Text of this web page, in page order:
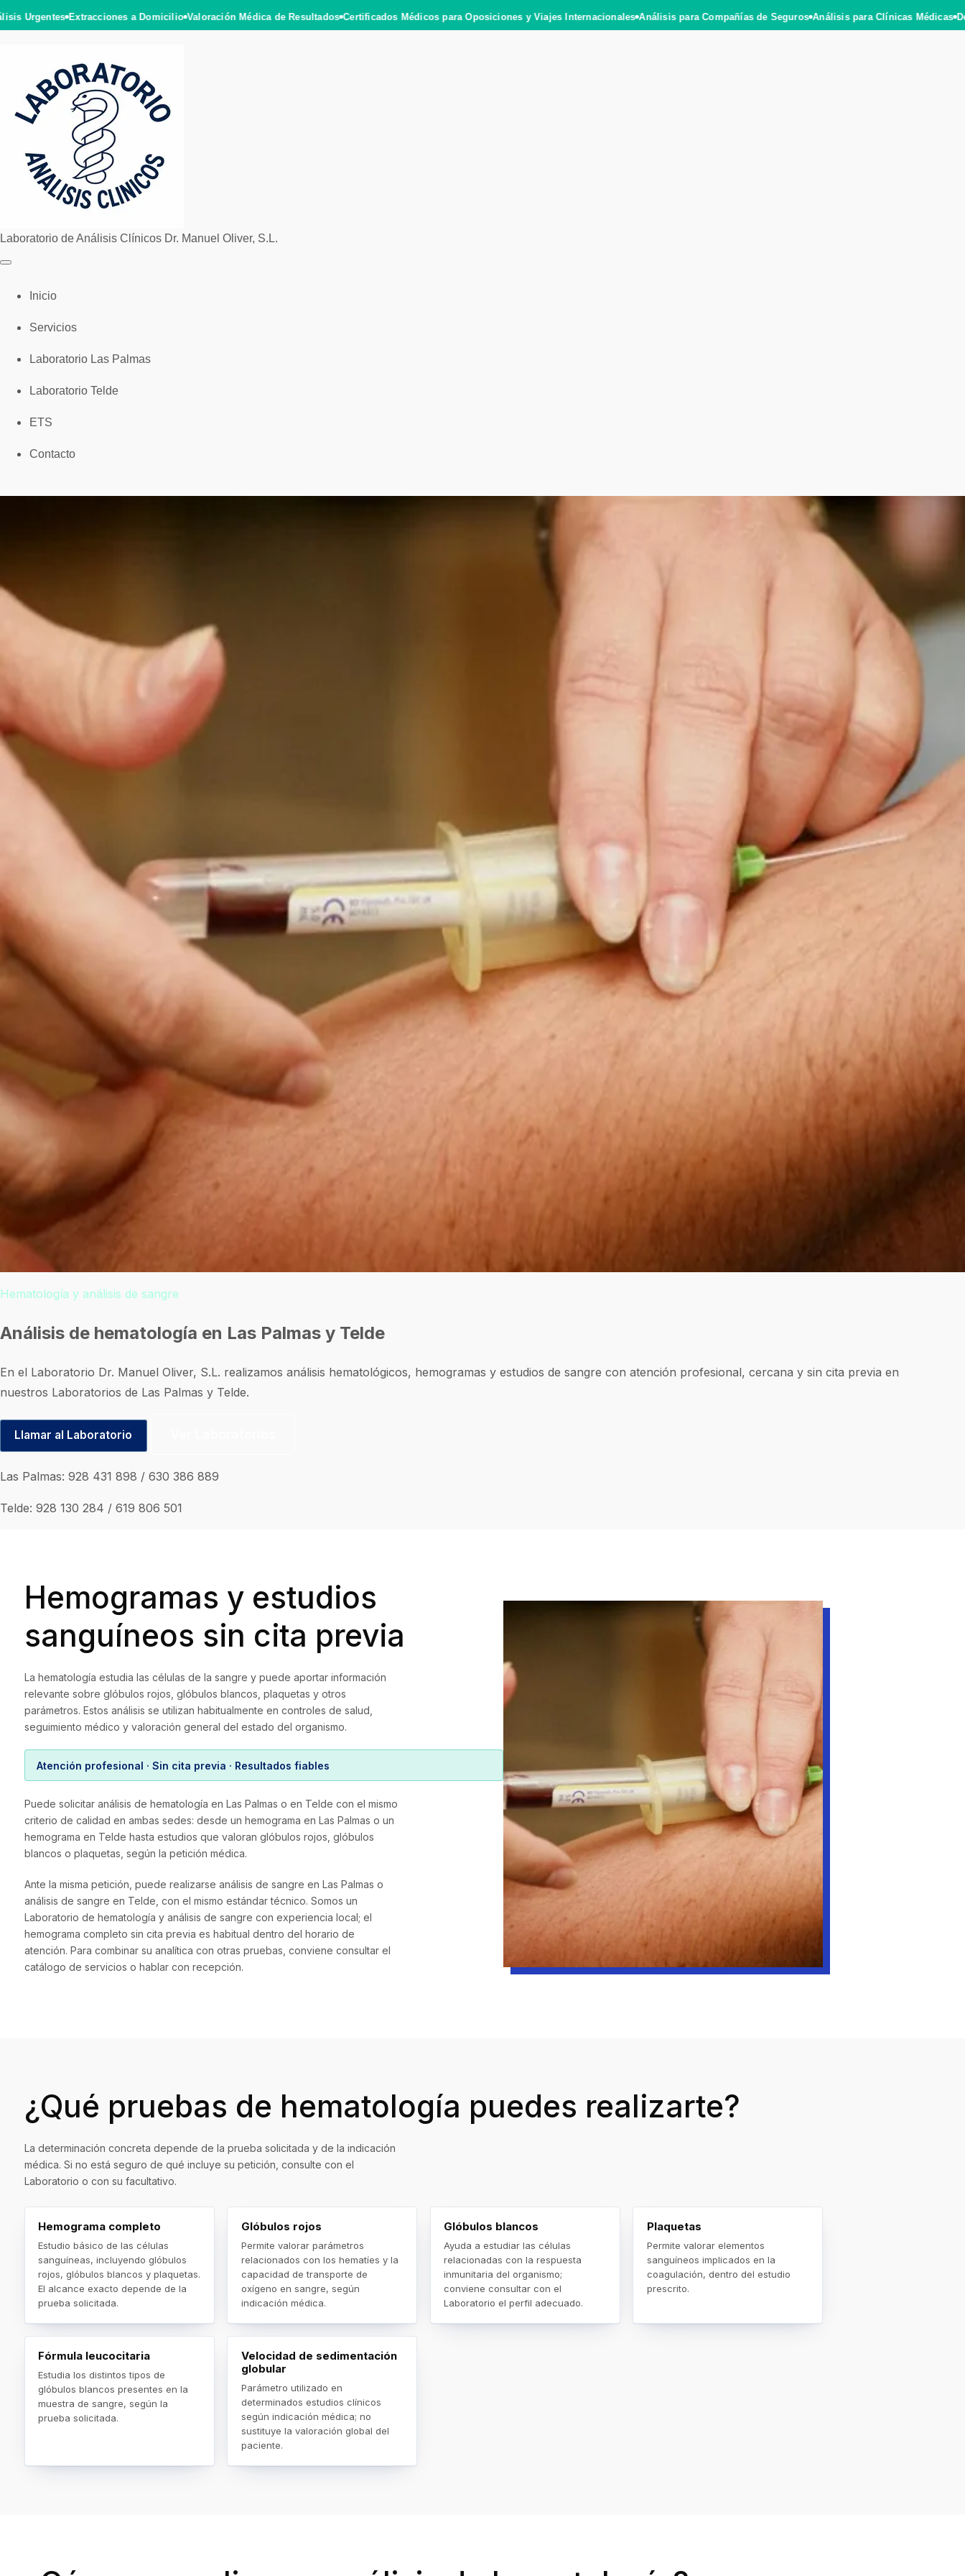
Urgentes Extracciones a Domicilio Valoración Médica de Resultados Certificados Médicos para Oposiciones y Viajes Internacionales Análisis para Compañías de Seguros Análisis para Clínicas Médicas
Laboratorio deAnálisis Clínicos Dr. Manuel Oliver, S.L.
Inicio
Servicios
Laboratorio Las Palmas
Laboratorio Telde
ETS
Contacto
Hematología y análisis de sangre
Análisis de hematología en Las Palmas y Telde
En el Laboratorio Dr. Manuel Oliver, S.L. realizamos análisis hematológicos, hemogramas y estudios de sangre con atención profesional, cercana y sin cita previa en
nuestros Laboratorios de Las Palmas y Telde.
Llamar al Laboratorio
Las Palmas: 928 431 898 / 630 386 889
Telde: 928 130 284 / 619 806 501
Hemogramas y estudios
sanguíneos sin cita previa
La hematología estudia las células de la sangre y puede aportar información
relevante sobre glóbulos rojos, glóbulos blancos, plaquetas y otros
parámetros. Estos análisis se utilizan habitualmente en controles de salud,
seguimiento médico y valoración general del estado del organismo.
Atención profesional · Sin cita previa · Resultados fiables
Puede solicitar análisis de hematología en Las Palmas o en Telde con el mismo
criterio de calidad en ambas sedes: desde un hemograma en Las Palmas o un
hemograma en Telde hasta estudios que valoran glóbulos rojos, glóbulos
blancos o plaquetas, según la petición médica.
Ante la misma petición, puede realizarse análisis de sangre en Las Palmas o
análisis de sangre en Telde, con el mismo estándar técnico. Somos un
Laboratorio de hematología y análisis de sangre con experiencia local; el
hemograma completo sin cita previa es habitual dentro del horario de
atención. Para combinar su analítica con otras pruebas, conviene consultar el
catálogo de servicios o hablar con recepción.
¿Qué pruebas de hematología puedes realizarte?
La determinación concreta depende de la prueba solicitada y de la indicación
médica. Si no está seguro de qué incluye su petición, consulte con el
Laboratorio o con su facultativo.
Hemograma completo
Estudio básico de las células
sanguíneas, incluyendo glóbulos
rojos, glóbulos blancos y plaquetas.
El alcance exacto depende de la
prueba solicitada.
Glóbulos rojos
Permite valorar parámetros
relacionados con los hematíes y la
capacidad de transporte de
oxígeno en sangre, según
indicación médica.
Glóbulos blancos
Ayuda a estudiar las células
relacionadas con la respuesta
inmunitaria del organismo;
conviene consultar con el
Laboratorio el perfil adecuado.
Plaquetas
Permite valorar elementos
sanguíneos implicados en la
coagulación, dentro del estudio
prescrito.
Fórmula leucocitaria
Estudia los distintos tipos de
glóbulos blancos presentes en la
muestra de sangre, según la
prueba solicitada.
Velocidad de sedimentación
globular
Parámetro utilizado en
determinados estudios clínicos
según indicación médica; no
sustituye la valoración global del
paciente.